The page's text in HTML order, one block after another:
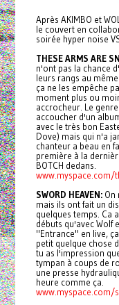
Après AKIMBO et
le couvert en
soirée hyper noise
THESE ARMS ARE
n'ont pas la chance
leurs rangs au
ça ne les empêche
moment plus ou
accrocheur. Le
accoucher d'un
avec le très bon
Dove) mais qui n'a
chanteur a beau en
première à la
BOTCH dedans.
www.myspace.com/
SWORD HEAVEN:On
mais ils ont fait un
quelques temps. Ca
débuts qu'avec Wolf
"Entrance" en live,
petit quelque chose
tu as l'impression
tympan à coups de
une presse
heure comme ça.
www.myspace.com/